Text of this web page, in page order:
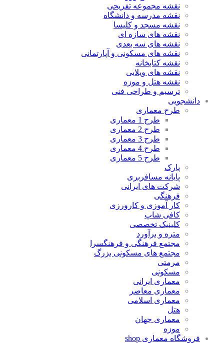
نقشه مجموعه تفریحی
نقشه مدرسه و دانشگاه
نقشه مسجد و کلیسا
نقشه های سازه ای
نقشه های سه بعدی
نقشه های مسکونی و آپارتمانی
نقشه کتابخانه
نقشه های ویلایی
نقشه هتل و موزه
ترسیم و طراحی فنی
دانشجویی
طرح معماری
طرح 1 معماری
طرح 2 معماری
طرح 3 معماری
طرح 4 معماری
طرح 5 معماری
پارک
پایانه مسافربری
شرکت های ایرانی
فرهنگی
کار آموزی و کارورزی
کافی شاپ
کلینیک تخصصی
متره و برآورد
مجتمع فرهنگی و فرهنگسرا
مجتمع های مسکونی بزرگ
مرمتی
مسکونی
معماری ایرانی
معماری معاصر
معماری اسلامی
هتل
معماری جهان
موزه
فروشگاه معماری shop